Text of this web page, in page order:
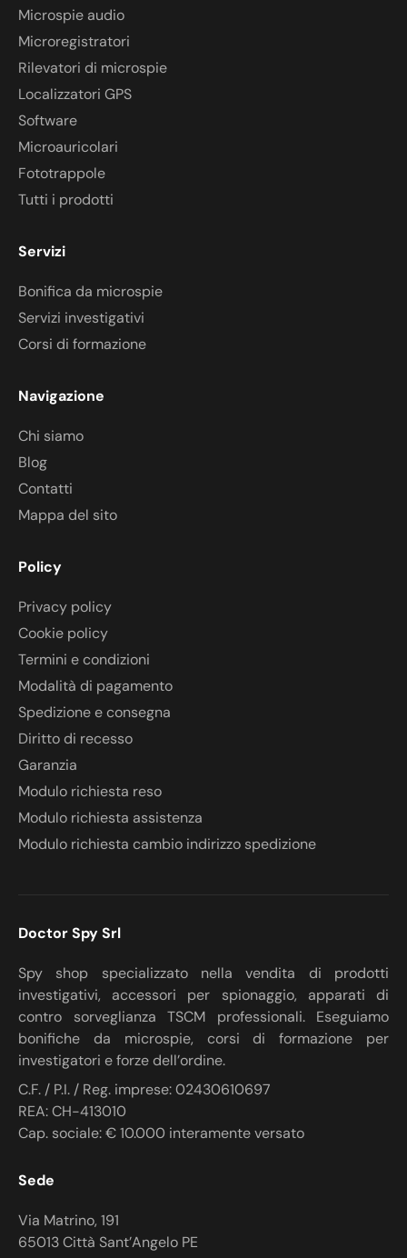
Microspie audio
Microregistratori
Rilevatori di microspie
Localizzatori GPS
Software
Microauricolari
Fototrappole
Tutti i prodotti
Servizi
Bonifica da microspie
Servizi investigativi
Corsi di formazione
Navigazione
Chi siamo
Blog
Contatti
Mappa del sito
Policy
Privacy policy
Cookie policy
Termini e condizioni
Modalità di pagamento
Spedizione e consegna
Diritto di recesso
Garanzia
Modulo richiesta reso
Modulo richiesta assistenza
Modulo richiesta cambio indirizzo spedizione
Doctor Spy Srl
Spy shop specializzato nella vendita di prodotti
investigativi, accessori per spionaggio, apparati di
contro sorveglianza TSCM professionali. Eseguiamo
bonifiche da microspie, corsi di formazione per
investigatori e forze dell’ordine.
C.F. / P.I. / Reg. imprese: 02430610697
REA: CH-413010
Cap. sociale: € 10.000 interamente versato
Sede
Via Matrino, 191
65013 Città Sant’Angelo PE